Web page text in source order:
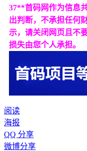
37**首码网作为信息
出判断，不承担任何
示，请关闭网页且不
损失由您个人承担。
阅读
海报
QQ 分享
微博分享